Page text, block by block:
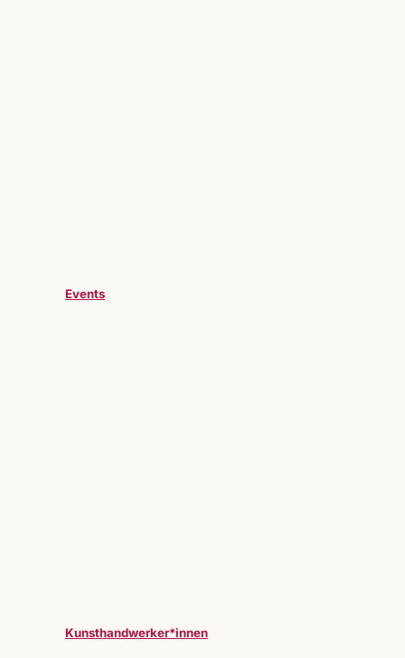
Events
Kunsthandwerker*innen